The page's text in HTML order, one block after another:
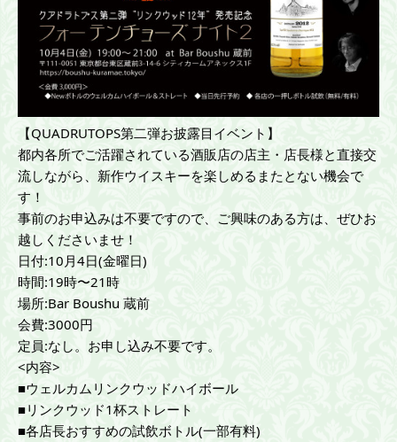
【QUADRUTOPS第二弾お披露目イベント】
都内各所でご活躍されている酒販店の店主・店長様と直接交
流しながら、新作ウイスキーを楽しめるまたとない機会で
す！
事前のお申込みは不要ですので、ご興味のある方は、ぜひお
越しくださいませ！
日付:10月4日(金曜日)
時間:19時〜21時
場所:Bar Boushu 蔵前
会費:3000円
定員:なし。お申し込み不要です。
<内容>
■ウェルカムリンクウッドハイボール
■リンクウッド1杯ストレート
■各店長おすすめの試飲ボトル(一部有料)